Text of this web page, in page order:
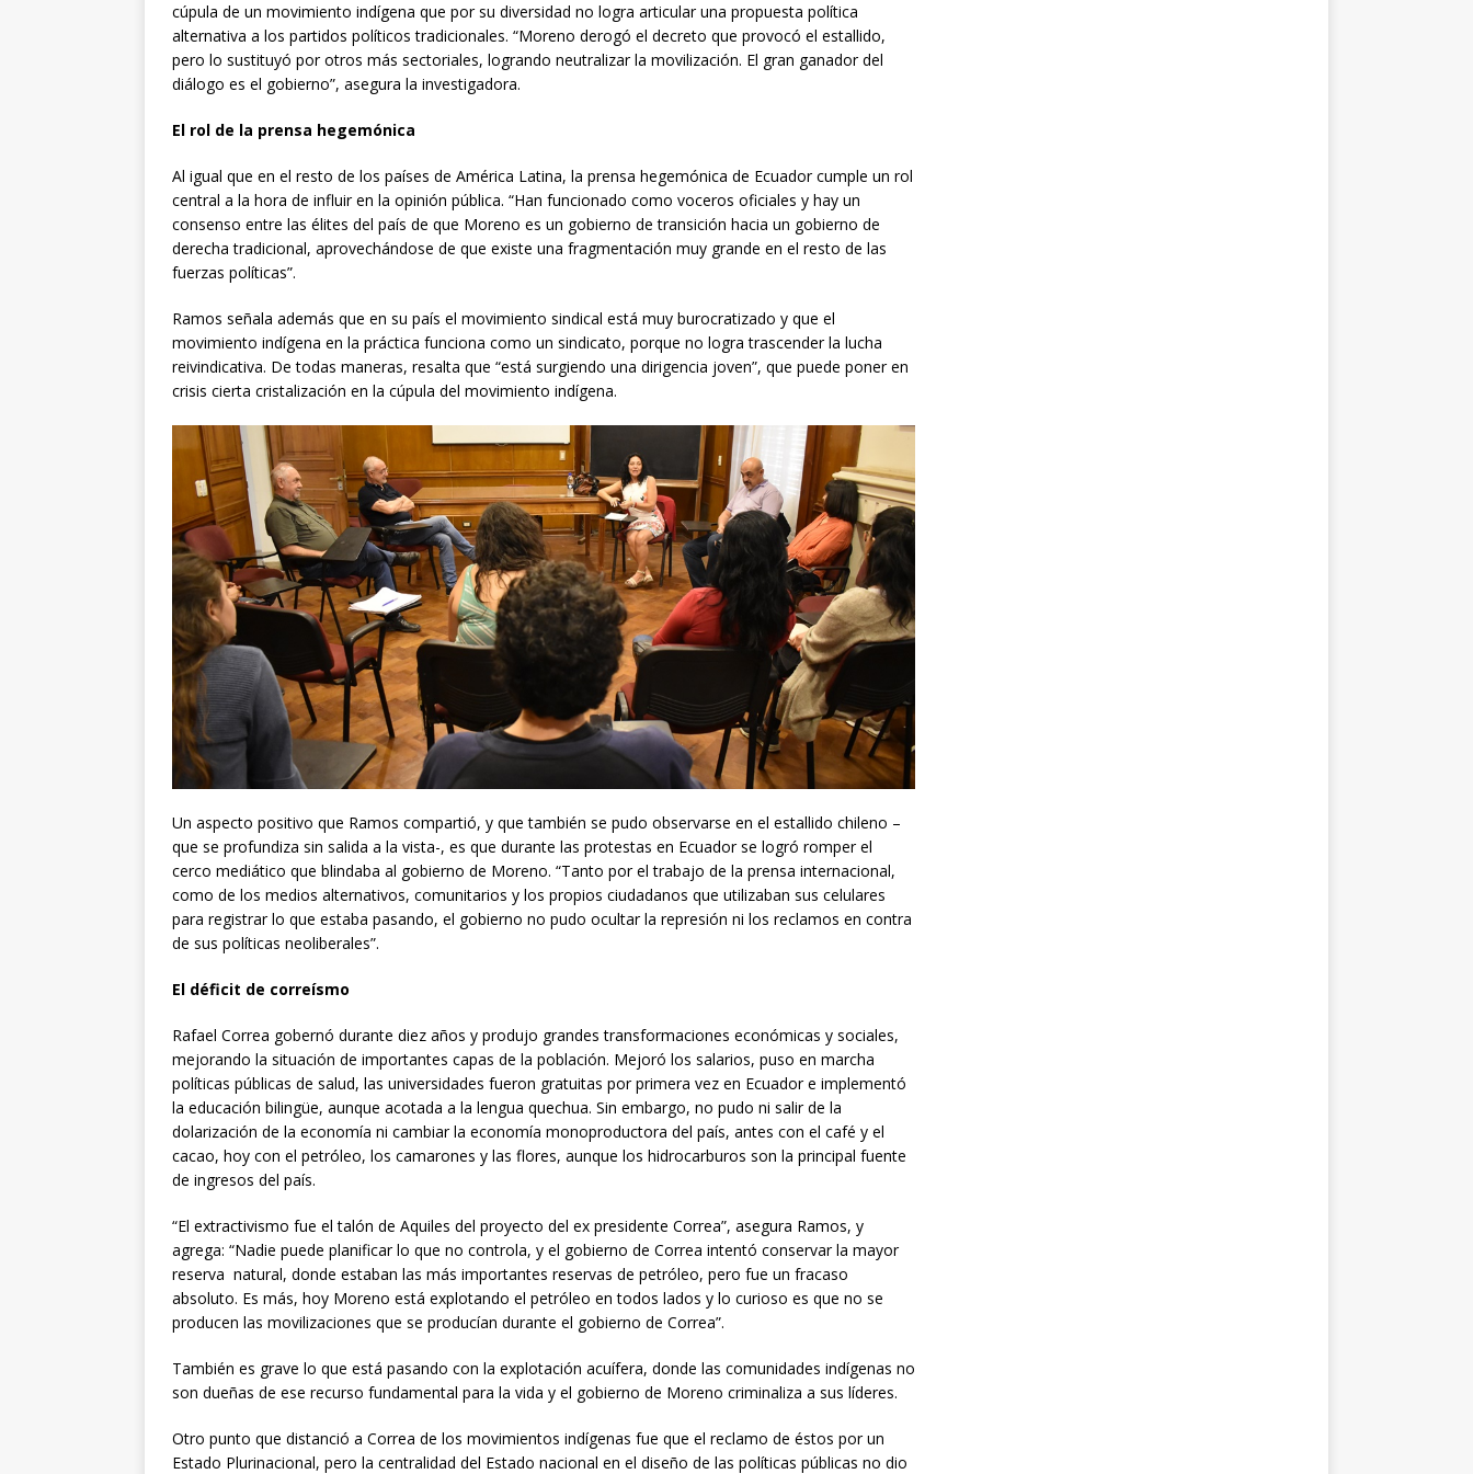
cúpula de un movimiento indígena que por su diversidad no logra articular una propuesta política
alternativa a los partidos políticos tradicionales. “Moreno derogó el decreto que provocó el estallido,
pero lo sustituyó por otros más sectoriales, logrando neutralizar la movilización. El gran ganador del
diálogo es el gobierno”, asegura la investigadora.
El rol de la prensa hegemónica
Al igual que en el resto de los países de América Latina, la prensa hegemónica de Ecuador cumple un rol
central a la hora de influir en la opinión pública. “Han funcionado como voceros oficiales y hay un
consenso entre las élites del país de que Moreno es un gobierno de transición hacia un gobierno de
derecha tradicional, aprovechándose de que existe una fragmentación muy grande en el resto de las
fuerzas políticas”.
Ramos señala además que en su país el movimiento sindical está muy burocratizado y que el
movimiento indígena en la práctica funciona como un sindicato, porque no logra trascender la lucha
reivindicativa. De todas maneras, resalta que “está surgiendo una dirigencia joven”, que puede poner en
crisis cierta cristalización en la cúpula del movimiento indígena.
Un aspecto positivo que Ramos compartió, y que también se pudo observarse en el estallido chileno –
que se profundiza sin salida a la vista-, es que durante las protestas en Ecuador se logró romper el
cerco mediático que blindaba al gobierno de Moreno. “Tanto por el trabajo de la prensa internacional,
como de los medios alternativos, comunitarios y los propios ciudadanos que utilizaban sus celulares
para registrar lo que estaba pasando, el gobierno no pudo ocultar la represión ni los reclamos en contra
de sus políticas neoliberales”.
El déficit de correísmo
Rafael Correa gobernó durante diez años y produjo grandes transformaciones económicas y sociales,
mejorando la situación de importantes capas de la población. Mejoró los salarios, puso en marcha
políticas públicas de salud, las universidades fueron gratuitas por primera vez en Ecuador e implementó
la educación bilingüe, aunque acotada a la lengua quechua. Sin embargo, no pudo ni salir de la
dolarización de la economía ni cambiar la economía monoproductora del país, antes con el café y el
cacao, hoy con el petróleo, los camarones y las flores, aunque los hidrocarburos son la principal fuente
de ingresos del país.
“El extractivismo fue el talón de Aquiles del proyecto del ex presidente Correa”, asegura Ramos, y
agrega: “Nadie puede planificar lo que no controla, y el gobierno de Correa intentó conservar la mayor
reserva natural, donde estaban las más importantes reservas de petróleo, pero fue un fracaso
absoluto. Es más, hoy Moreno está explotando el petróleo en todos lados y lo curioso es que no se
producen las movilizaciones que se producían durante el gobierno de Correa”.
También es grave lo que está pasando con la explotación acuífera, donde las comunidades indígenas no
son dueñas de ese recurso fundamental para la vida y el gobierno de Moreno criminaliza a sus líderes.
Otro punto que distanció a Correa de los movimientos indígenas fue que el reclamo de éstos por un
Estado Plurinacional, pero la centralidad del Estado nacional en el diseño de las políticas públicas no dio